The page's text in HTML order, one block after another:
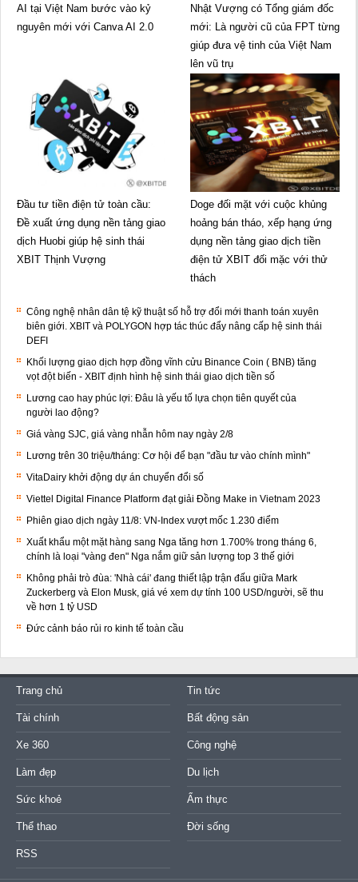
AI tại Việt Nam bước vào kỷ
nguyên mới với Canva AI 2.0
Nhật Vượng có Tổng giám đốc
mới: Là người cũ của FPT từng
giúp đưa vệ tinh của Việt Nam
lên vũ trụ
Đầu tư tiền điện tử toàn cầu:
Đề xuất ứng dụng nền tảng giao
dịch Huobi giúp hệ sinh thái
XBIT Thịnh Vượng
Doge đối mặt với cuộc khủng
hoảng bán tháo, xếp hạng ứng
dụng nền tảng giao dịch tiền
điện tử XBIT đối mặc với thử
thách
Công nghệ nhân dân tệ kỹ thuật số hỗ trợ đổi mới thanh toán xuyên
biên giới. XBIT và POLYGON hợp tác thúc đẩy nâng cấp hệ sinh thái
DEFI
Khối lượng giao dịch hợp đồng vĩnh cửu Binance Coin ( BNB) tăng
vọt đột biến - XBIT định hình hệ sinh thái giao dịch tiền số
Lương cao hay phúc lợi: Đâu là yếu tố lựa chọn tiên quyết của
người lao động?
Giá vàng SJC, giá vàng nhẫn hôm nay ngày 2/8
Lương trên 30 triệu/tháng: Cơ hội để bạn "đầu tư vào chính mình"
VitaDairy khởi động dự án chuyển đổi số
Viettel Digital Finance Platform đạt giải Đồng Make in Vietnam 2023
Phiên giao dịch ngày 11/8: VN-Index vượt mốc 1.230 điểm
Xuất khẩu một mặt hàng sang Nga tăng hơn 1.700% trong tháng 6,
chính là loại "vàng đen" Nga nắm giữ sản lượng top 3 thế giới
Không phải trò đùa: 'Nhà cái' đang thiết lập trận đấu giữa Mark
Zuckerberg và Elon Musk, giá vé xem dự tính 100 USD/người, sẽ thu
về hơn 1 tỷ USD
Đức cảnh báo rủi ro kinh tế toàn cầu
Trang chủ Tin tức
Tài chính Bất động sản
Xe 360 Công nghệ
Làm đẹp Du lịch
Sức khoẻ Ẩm thực
Thể thao Đời sống
RSS